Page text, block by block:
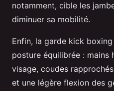
notamment, cible les
diminuer sa mobilité.
Enfin, la garde kick
posture équilibrée : mains
visage, coudes
et une légère flexion des